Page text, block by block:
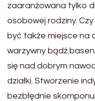
zaaranżowana tylko
osobowej rodziny.
być także miejsce na
warzywny bądź
się nad dobrym
działki. Stworzenie
bezbłędnie